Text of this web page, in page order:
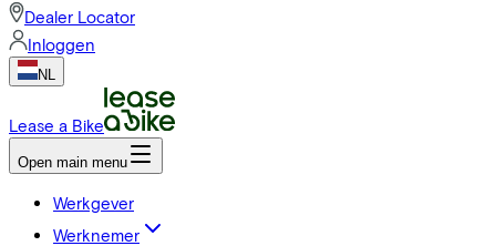
Dealer Locator
Inloggen
NL
Lease a Bike
Open main menu
Werkgever
Werknemer